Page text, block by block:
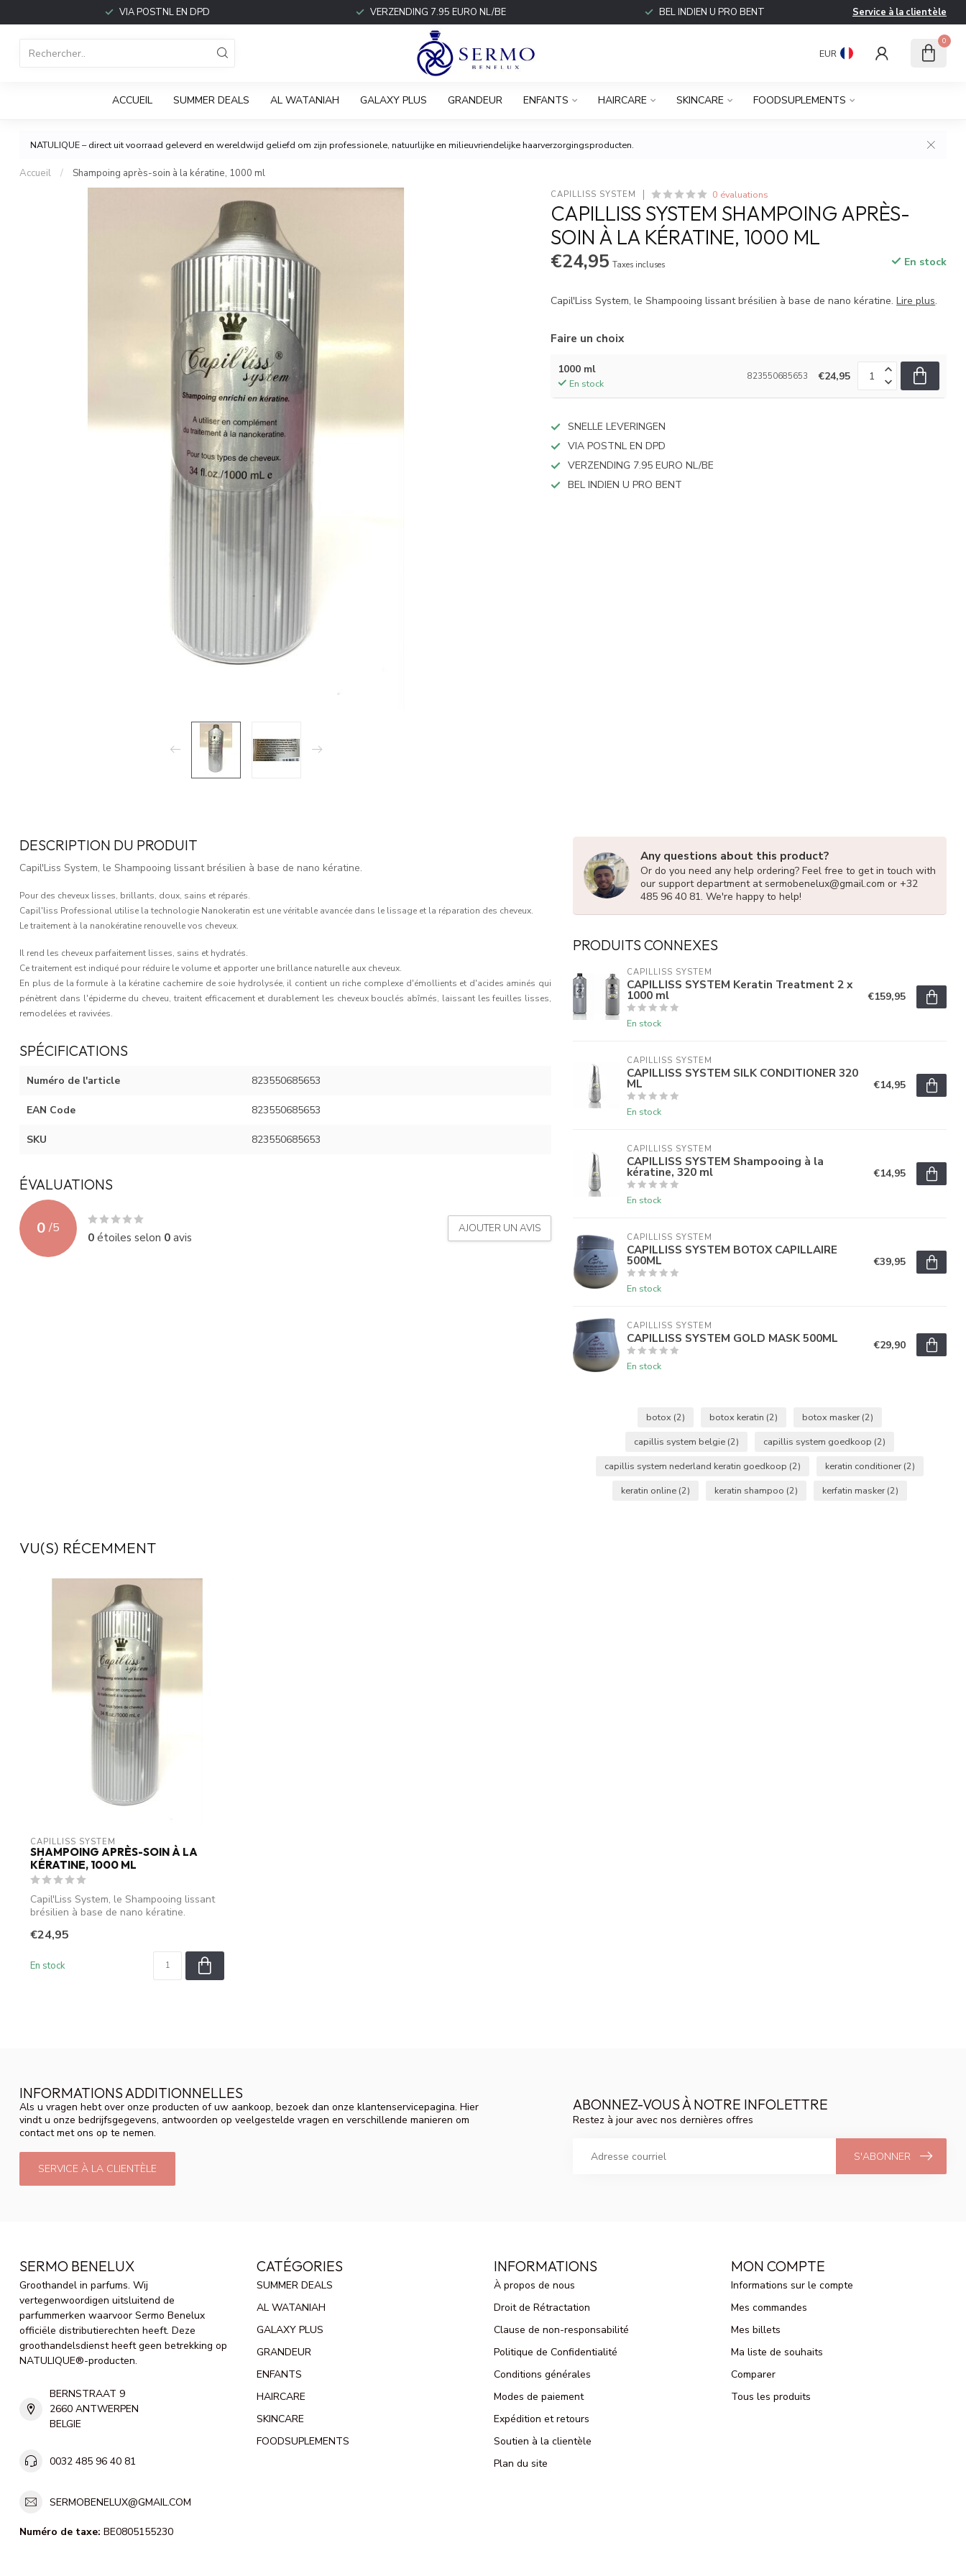
VIA POSTNL EN DPD VERZENDING 7.95 EURO NL/BE BEL INDIEN U PRO BENT Service à la clientèle
EUR
0
ACCUEIL SUMMER DEALS AL WATANIAH GALAXY PLUS GRANDEUR ENFANTS HAIRCARE SKINCARE FOODSUPLEMENTS
NATULIQUE – direct uit voorraad geleverd en wereldwijd geliefd om zijn professionele, natuurlijke en milieuvriendelijke haarverzorgingsproducten.
Accueil / Shampoing après-soin à la kératine, 1000 ml
CAPILLISS SYSTEM 0 évaluations
CAPILLISS SYSTEM SHAMPOING APRÈS-
SOIN À LA KÉRATINE, 1000 ML
€24,95 Taxes incluses En stock
Capil'Liss System, le Shampooing lissant brésilien à base de nano kératine.Lire plus.
Faire un choix
1000 ml
En stock
823550685653 €24,95
SNELLE LEVERINGEN
VIA POSTNL EN DPD
VERZENDING 7.95 EURO NL/BE
BEL INDIEN U PRO BENT
DESCRIPTION DU PRODUIT
Capil'Liss System, le Shampooing lissant brésilien à base de nano kératine.
Pour des cheveux lisses, brillants, doux, sains et réparés.
Capil'liss Professional utilise la technologie Nanokeratin est une véritable avancée dans le lissage et la réparation des cheveux.
Le traitement à la nanokératine renouvelle vos cheveux.
Il rend les cheveux parfaitement lisses, sains et hydratés.
Ce traitement est indiqué pour réduire le volume et apporter une brillance naturelle aux cheveux.
En plus de la formule à la kératine cachemire de soie hydrolysée, il contient un riche complexe d'émollients et d'acides aminés qui
pénètrent dans l'épiderme du cheveu, traitent efficacement et durablement les cheveux bouclés abîmés, laissant les feuilles lisses,
remodelées et ravivées.
SPÉCIFICATIONS
Numéro de l'article 823550685653
EAN Code 823550685653
SKU 823550685653
ÉVALUATIONS
0 /5
0étoiles selon 0avis
AJOUTER UN AVIS
Any questions about this product?
Or do you need any help ordering? Feel free to get in touch with
our support department at sermobenelux@gmail.com or +32
485 96 40 81. We're happy to help!
PRODUITS CONNEXES
CAPILLISS SYSTEM
CAPILLISS SYSTEM Keratin Treatment 2 x
1000 ml
En stock
€159,95
CAPILLISS SYSTEM
CAPILLISS SYSTEM SILK CONDITIONER 320
ML
En stock
€14,95
CAPILLISS SYSTEM
CAPILLISS SYSTEM Shampooing à la
kératine, 320 ml
En stock
€14,95
CAPILLISS SYSTEM
CAPILLISS SYSTEM BOTOX CAPILLAIRE
500ML
En stock
€39,95
CAPILLISS SYSTEM
CAPILLISS SYSTEM GOLD MASK 500ML
En stock
€29,90
botox (2) botox keratin (2) botox masker (2)
capillis system belgie (2) capillis system goedkoop (2)
capillis system nederland keratin goedkoop (2) keratin conditioner (2)
keratin online (2) keratin shampoo (2) kerfatin masker (2)
VU(S) RÉCEMMENT
CAPILLISS SYSTEM
SHAMPOING APRÈS-SOIN À LA
KÉRATINE, 1000 ML
Capil'Liss System, le Shampooing lissant
brésilien à base de nano kératine.
€24,95
En stock
INFORMATIONS ADDITIONNELLES
Als u vragen hebt over onze producten of uw aankoop, bezoek dan onze klantenservicepagina. Hier
vindt u onze bedrijfsgegevens, antwoorden op veelgestelde vragen en verschillende manieren om
contact met ons op te nemen.
SERVICE À LA CLIENTÈLE
ABONNEZ-VOUS À NOTRE INFOLETTRE
Restez à jour avec nos dernières offres
S'ABONNER
SERMO BENELUX
Groothandel in parfums. Wij
vertegenwoordigen uitsluitend de
parfummerken waarvoor Sermo Benelux
officiële distributierechten heeft. Deze
groothandelsdienst heeft geen betrekking op
NATULIQUE®-producten.
BERNSTRAAT 9
2660 ANTWERPEN
BELGIE
0032 485 96 40 81
SERMOBENELUX@GMAIL.COM
Numéro de taxe: BE0805155230
CATÉGORIES
SUMMER DEALS
AL WATANIAH
GALAXY PLUS
GRANDEUR
ENFANTS
HAIRCARE
SKINCARE
FOODSUPLEMENTS
INFORMATIONS
À propos de nous
Droit de Rétractation
Clause de non-responsabilité
Politique de Confidentialité
Conditions générales
Modes de paiement
Expédition et retours
Soutien à la clientèle
Plan du site
MON COMPTE
Informations sur le compte
Mes commandes
Mes billets
Ma liste de souhaits
Comparer
Tous les produits